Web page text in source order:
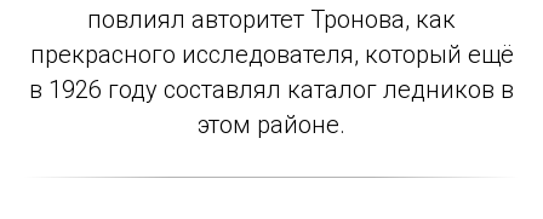
повлиял авторитет Тронова, как
прекрасного исследователя, который ещё
в 1926 году составлял каталог ледников в
этом районе.